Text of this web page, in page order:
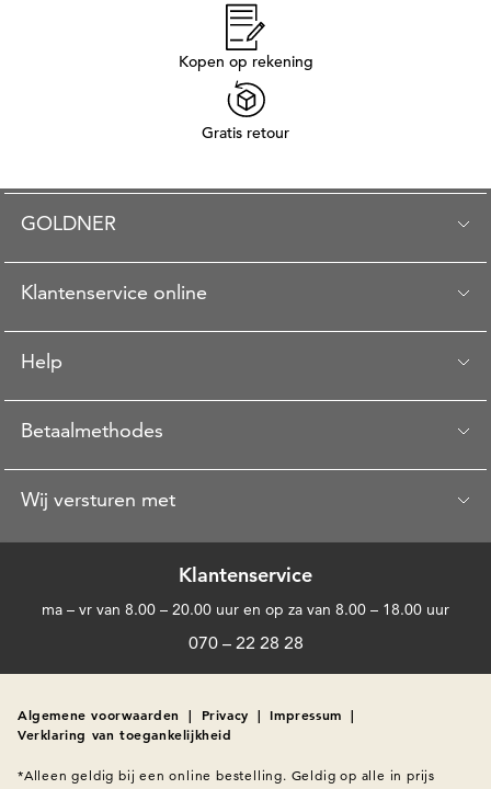
Kopen op rekening
Gratis retour
GOLDNER
Klantenservice online
Help
Betaalmethodes
Wij versturen met
Klantenservice
ma – vr van 8.00 – 20.00 uur en op za van 8.00 – 18.00 uur
070 – 22 28 28
Algemene voorwaarden | Privacy | Impressum |
Verklaring van toegankelijkheid
*Alleen geldig bij een online bestelling. Geldig op alle in prijs